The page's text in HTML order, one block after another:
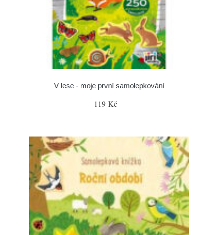
V lese - moje první samolepkování
119 Kč